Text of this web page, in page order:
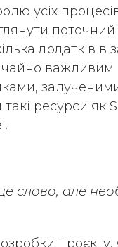
усіх
поточний
додатків в
важливим
ресурси як
слово, але